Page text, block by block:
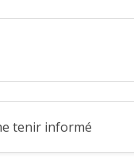
tenir informé